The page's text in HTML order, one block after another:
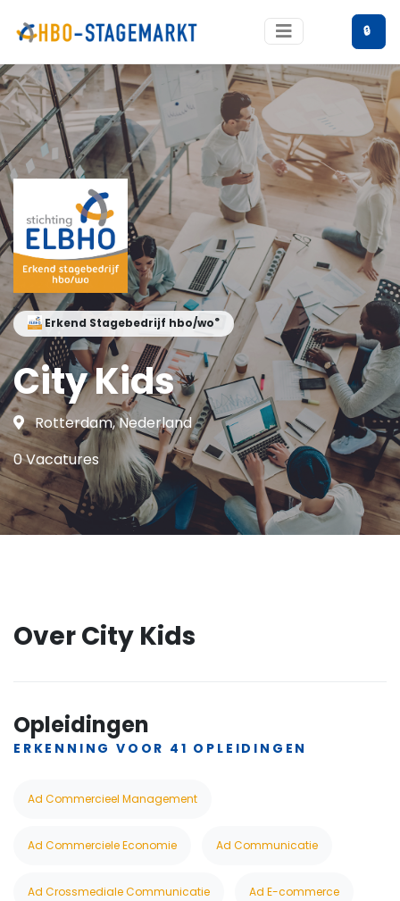
🔒
Erkend Stagebedrijf hbo/wo®
City Kids
Rotterdam, Nederland
0 Vacatures
Over City Kids
Opleidingen
ERKENNING VOOR 41 OPLEIDINGEN
Ad Commercieel Management
Ad Commerciele Economie Ad Communicatie
Ad Crossmediale Communicatie Ad E-commerce